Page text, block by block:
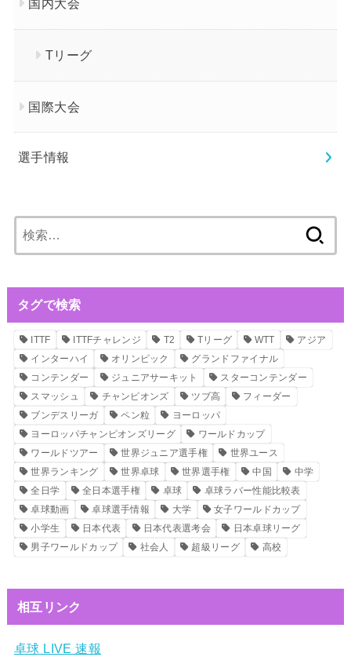
国内大会
Tリーグ
国際大会
選手情報
索:
タグで検索
ITTF ITTFチャレンジ T2 Tリーグ WTT
アジア
インターハイ
オリンピック
グランドファイナル
コンテンダー
ジュニアサーキット
スターコンテンダー
スマッシュ
チャンピオンズ ツブ高
フィーダー
ブンデスリーガ
ペン粒
ヨーロッパ
ヨーロッパチャンピオンズリーグ
ワールドカップ
ワールドツアー
世界ジュニア選手権
世界ユース
世界ランキング
世界卓球 世界選手権 中国
中学
全日学
全日本選手権 卓球
卓球ラバー性能比較表
卓球動画
卓球選手情報 大学
女子ワールドカップ
小学生
日本代表 日本代表選考会
日本卓球リーグ
男子ワールドカップ
社会人 超級リーグ 高校
相互リンク
卓球 LIVE 速報